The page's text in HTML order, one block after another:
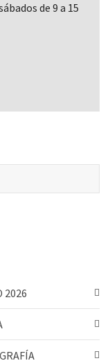
de 9 a 15
2026